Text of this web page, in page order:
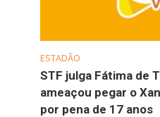
ESTADÃO
STF julga Fátima de
ameaçou pegar o
por pena de 17 anos